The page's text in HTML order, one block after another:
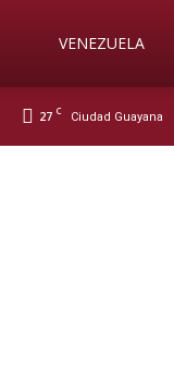
SoyVENEZUELA
27 C Ciudad Guayana